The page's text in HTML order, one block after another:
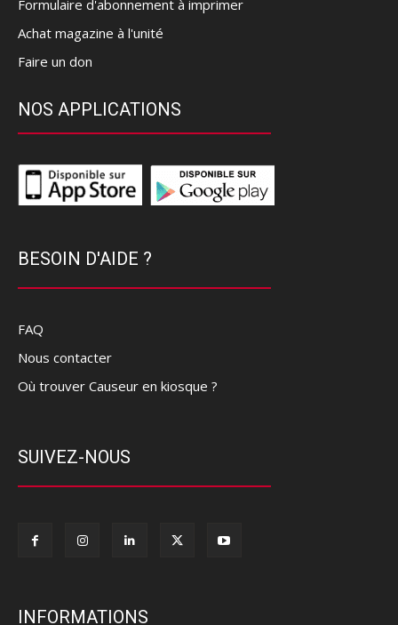
Formulaire d'abonnement à imprimer
Achat magazine à l'unité
Faire un don
NOS APPLICATIONS
BESOIN D'AIDE ?
FAQ
Nous contacter
Où trouver Causeur en kiosque ?
SUIVEZ-NOUS
INFORMATIONS